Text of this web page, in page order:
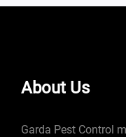
About Us
Garda Pest Control